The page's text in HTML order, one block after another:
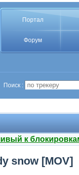
Портал
Форум
Поиск :
к
snow [MOV]